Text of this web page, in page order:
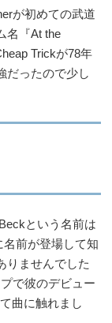
が初めての武道
名『At the
Trickが78年
だったので少し
という名前は
前が登場して知
りませんでした
で彼のデビュー
曲に触れまし